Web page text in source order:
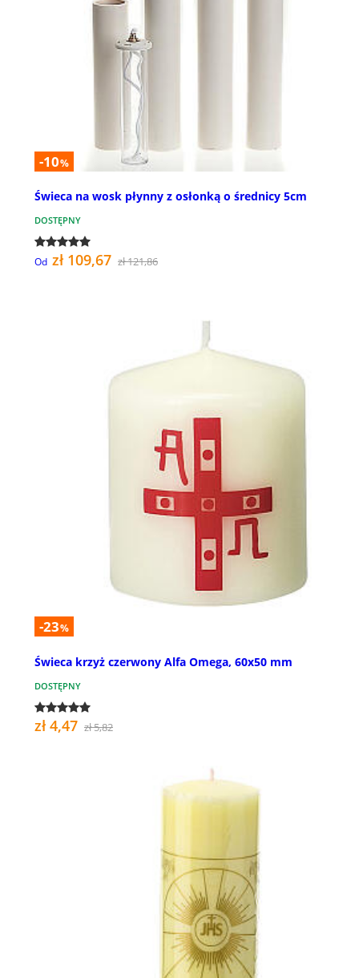
-10%
Świeca na wosk płynny z osłonką o średnicy 5cm
DOSTĘPNY
Od zł 109,67 zł 121,86
-23%
Świeca krzyż czerwony Alfa Omega, 60x50 mm
DOSTĘPNY
zł 4,47 zł 5,82